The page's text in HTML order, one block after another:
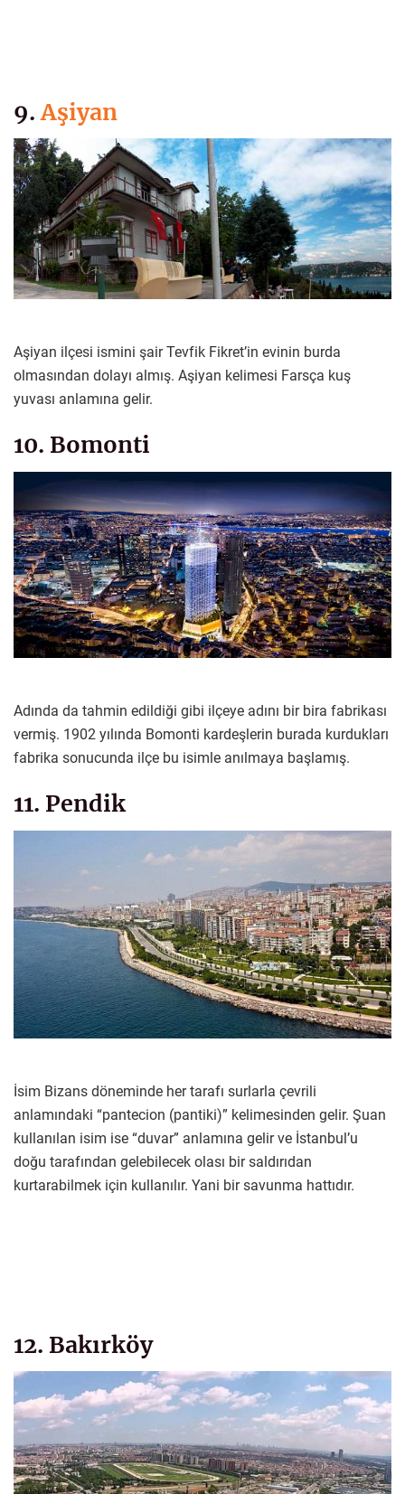
9.Aşiyan
Aşiyan ilçesi ismini şair Tevfik Fikret’in evinin burda
olmasından dolayı almış. Aşiyan kelimesi Farsça kuş
yuvası anlamına gelir.
10. Bomonti
Adında da tahmin edildiği gibi ilçeye adını bir bira fabrikası
vermiş. 1902 yılında Bomonti kardeşlerin burada kurdukları
fabrika sonucunda ilçe bu isimle anılmaya başlamış.
11. Pendik
İsim Bizans döneminde her tarafı surlarla çevrili
anlamındaki “pantecion (pantiki)” kelimesinden gelir. Şuan
kullanılan isim ise “duvar” anlamına gelir ve İstanbul’u
doğu tarafından gelebilecek olası bir saldırıdan
kurtarabilmek için kullanılır. Yani bir savunma hattıdır.
12. Bakırköy